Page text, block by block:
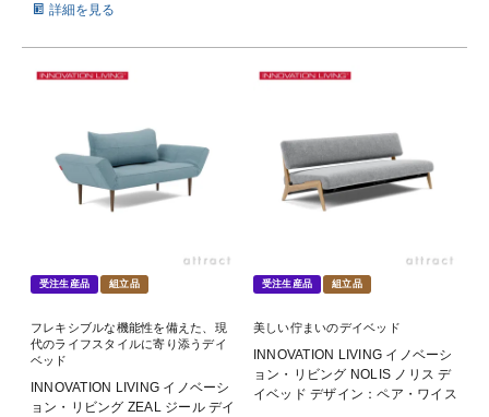
詳細を見る
受注生産品 組立品
フレキシブルな機能性を備えた、現
代のライフスタイルに寄り添うデイ
ベッド
INNOVATION LIVING イノベーシ
ョン・リビング ZEAL ジール デイ
受注生産品 組立品
美しい佇まいのデイベッド
INNOVATION LIVING イノベーシ
ョン・リビング NOLIS ノリス デ
イベッド デザイン：ペア・ワイス